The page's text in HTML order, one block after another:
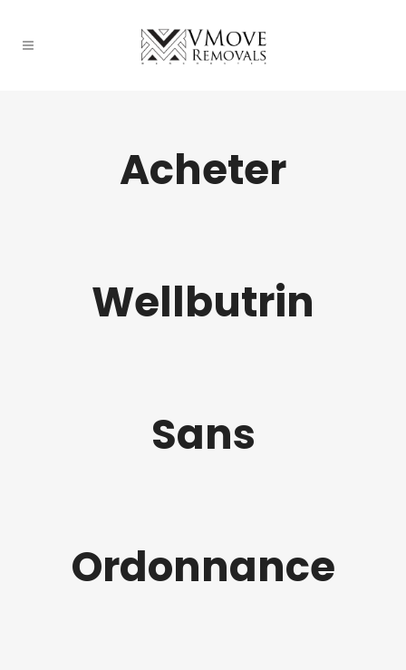
Acheter
Wellbutrin
Sans
Ordonnance